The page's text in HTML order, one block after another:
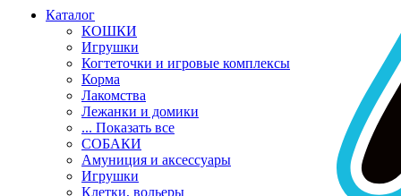
Каталог
КОШКИ
Игрушки
Когтеточки и игровые комплексы
Корма
Лакомства
Лежанки и домики
... Показать все
СОБАКИ
Амуниция и аксессуары
Игрушки
Клетки, вольеры